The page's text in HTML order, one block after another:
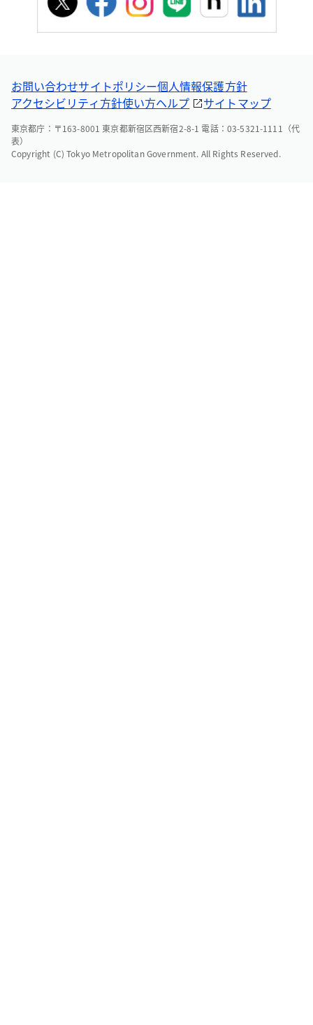
お問い合わせサイトポリシー個人情報保護方針
アクセシビリティ方針使い方ヘルプ サイトマップ
東京都庁：〒163-8001 東京都新宿区西新宿2-8-1 電話：03-5321-1111（代
表）
Copyright (C) Tokyo Metropolitan Government. All Rights Reserved.